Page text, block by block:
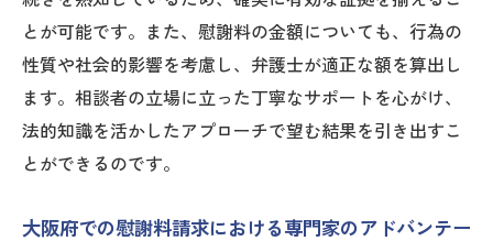
とが可能です。また、慰謝料の金額についても、行為の
性質や社会的影響を考慮し、弁護士が適正な額を算出し
ます。相談者の立場に立った丁寧なサポートを心がけ、
法的知識を活かしたアプローチで望む結果を引き出すこ
とができるのです。
大阪府での慰謝料請求における専門家のアドバンテー